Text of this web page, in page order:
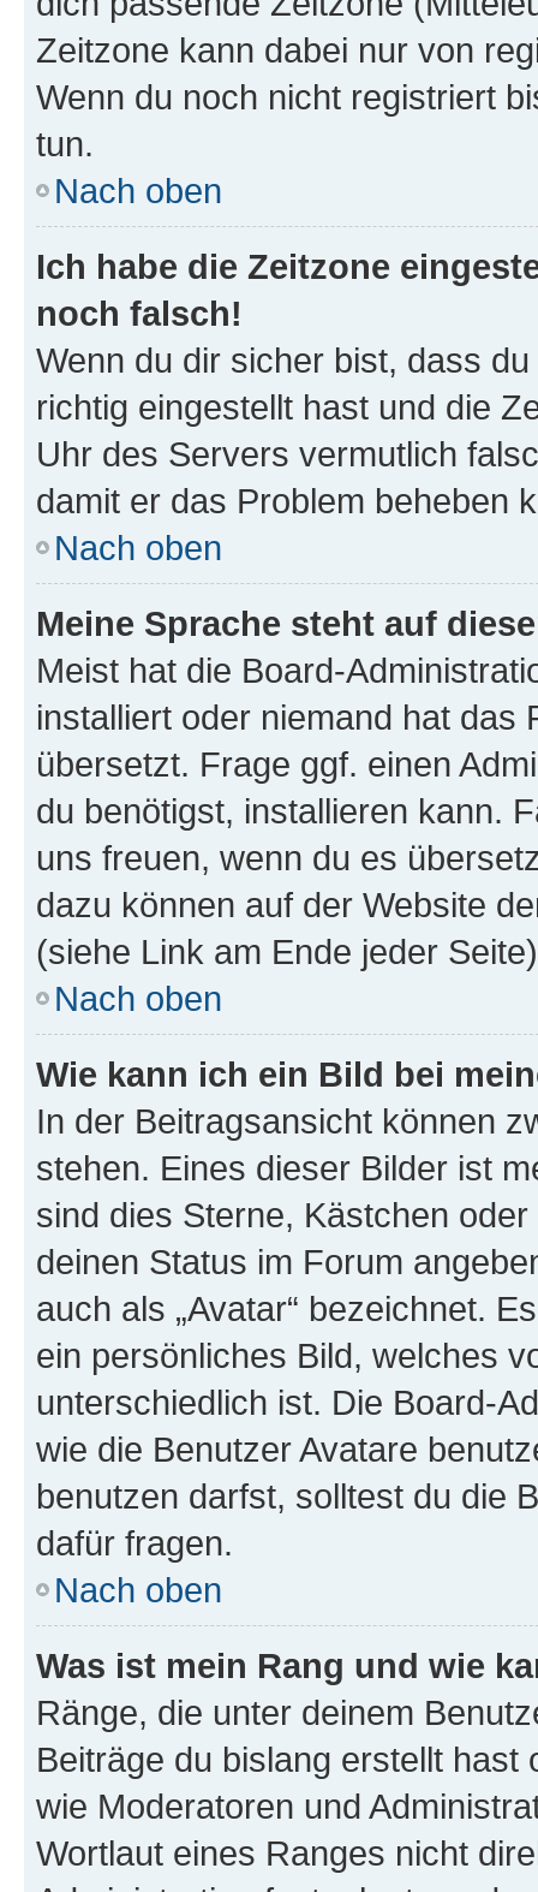
Zeitzone kann dabei nur von
Wenn du noch nicht registriert
tun.
Nach oben
Ich habe die Zeitzone
noch falsch!
Wenn du dir sicher bist, dass
richtig eingestellt hast und die
Uhr des Servers vermutlich
damit er das Problem beheben
Nach oben
Meine Sprache steht auf
Meist hat die Board-
installiert oder niemand hat das
übersetzt. Frage ggf. einen
du benötigst, installieren kann.
uns freuen, wenn du es
dazu können auf der Website
(siehe Link am Ende jeder
Nach oben
Wie kann ich ein Bild bei
In der Beitragsansicht können
stehen. Eines dieser Bilder ist
sind dies Sterne, Kästchen
deinen Status im Forum
auch als „Avatar“ bezeichnet.
ein persönliches Bild, welches
unterschiedlich ist. Die Board-
wie die Benutzer Avatare
benutzen darfst, solltest du die
dafür fragen.
Nach oben
Was ist mein Rang und wie
Ränge, die unter deinem
Beiträge du bislang erstellt
wie Moderatoren und
Wortlaut eines Ranges nicht